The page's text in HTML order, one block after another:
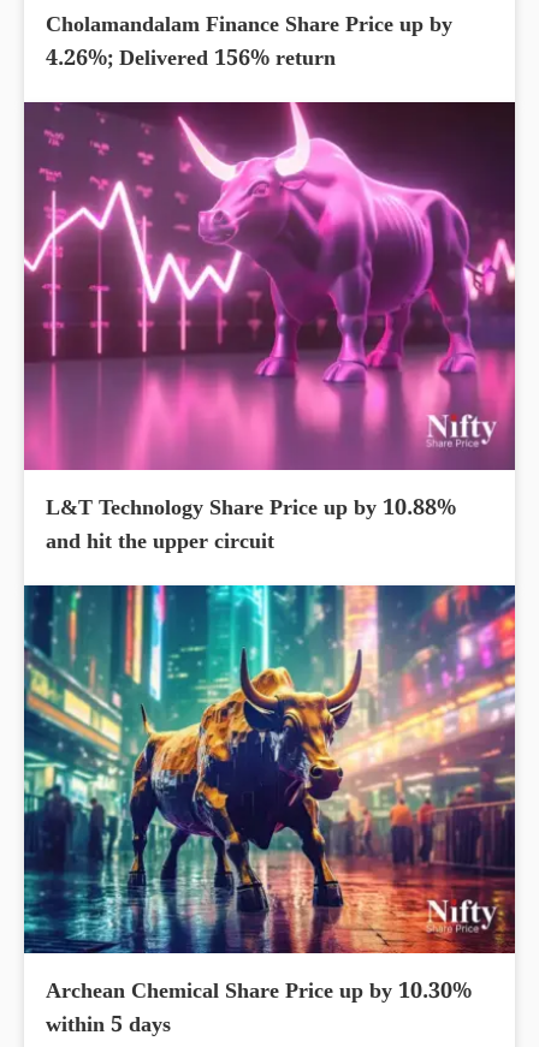
Cholamandalam Finance Share Price up by
4.26%; Delivered 156% return
L&T Technology Share Price up by 10.88%
and hit the upper circuit
Archean Chemical Share Price up by 10.30%
within 5 days